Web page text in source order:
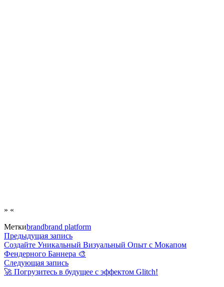
» «
Меткиbrandbrand platform
Навигация
по
записям
Предыдущая записьПредыдущая
запись:
Создайте Уникальный Визуальный Опыт с Мокапом
Фендерного Баннера 🎨
Следующая записьСледующая
запись:
🚀 Погрузитесь в будущее с эффектом Glitch!